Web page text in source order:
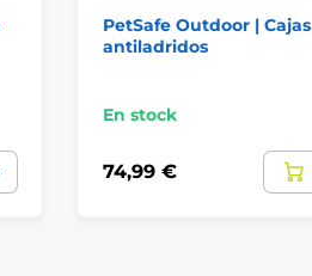
PetSafe Outdoor | Cajas
antiladridos
En stock
74,99 €